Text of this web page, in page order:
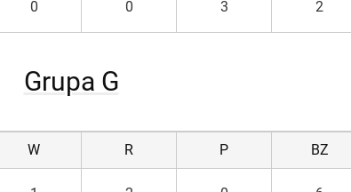
0 0 3 2
Grupa G
W R P BZ